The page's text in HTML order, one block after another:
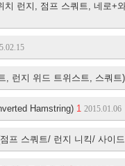
런지, 점프 스쿼트, 네로+
, 런지 위드 트위스트, 스쿼트)
Hamstring) 1 2015.01.06
프 스쿼트/ 런지 니킥/ 사이